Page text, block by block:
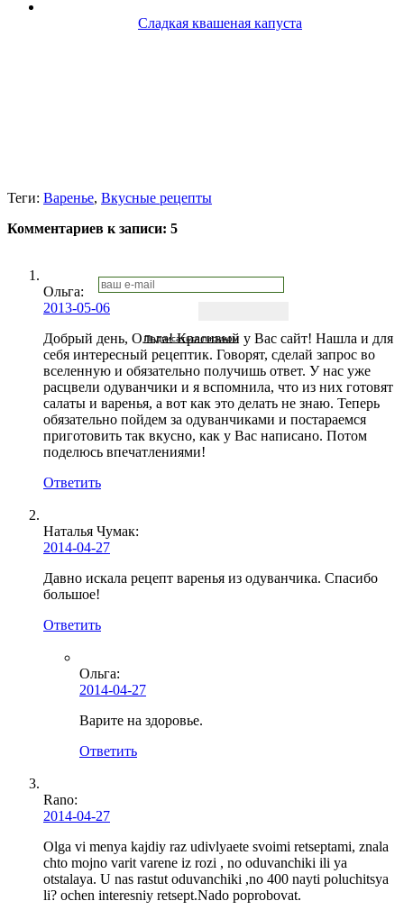
Сладкая квашеная капуста
Подписаться письмом
Теги: Варенье, Вкусные рецепты
Комментариев к записи: 5
Ольга:
2013-05-06
Добрый день, Ольга! Красивый у Вас сайт! Нашла и для
себя интересный рецептик. Говорят, сделай запрос во
вселенную и обязательно получишь ответ. У нас уже
расцвели одуванчики и я вспомнила, что из них готовят
салаты и варенья, а вот как это делать не знаю. Теперь
обязательно пойдем за одуванчиками и постараемся
приготовить так вкусно, как у Вас написано. Потом
поделюсь впечатлениями!
Ответить
Наталья Чумак:
2014-04-27
Давно искала рецепт варенья из одуванчика. Спасибо
большое!
Ответить
Ольга:
2014-04-27
Варите на здоровье.
Ответить
Rano:
2014-04-27
Olga vi menya kajdiy raz udivlyaete svoimi retseptami, znala
chto mojno varit varene iz rozi , no oduvanchiki ili ya
otstalaya. U nas rastut oduvanchiki ,no 400 nayti poluchitsya
li? ochen interesniy retsept.Nado poprobovat.